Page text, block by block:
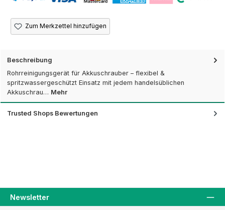
Zum Merkzettel hinzufügen
Beschreibung
Rohrreinigungsgerät für Akkuschrauber – flexibel &
spritzwassergeschützt Einsatz mit jedem handelsüblichen
Akkuschrau… Mehr
Trusted Shops Bewertungen
Newsletter